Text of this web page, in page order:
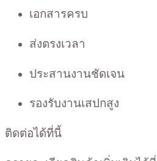
เอกสารครบ
ส่งตรงเวลา
ประสานงานชัดเจน
รองรับงานเสปกสูง
ติดต่อได้ที่นี้